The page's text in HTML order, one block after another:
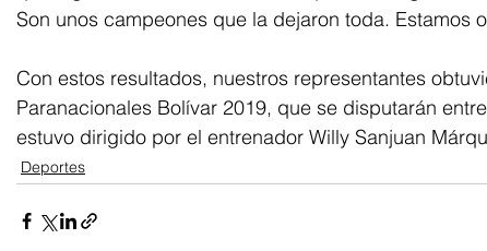
Son unos campeones que la dejaron toda. Estamos
Con estos resultados, nuestros representantes
Paranacionales Bolívar 2019, que se disputarán
estuvo dirigido por el entrenador Willy Sanjuan
Deportes